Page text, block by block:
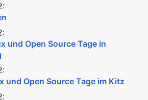
und Open Source Tage in
und Open Source Tage im Kitz